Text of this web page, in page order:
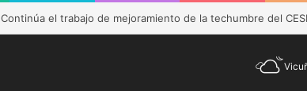
DESAM de Vicuña fortalece preparación de las postas